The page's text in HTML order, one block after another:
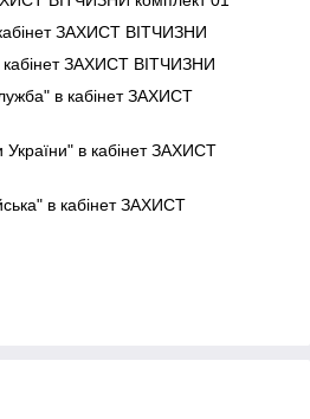
ЗАХИСТ ВІТЧИЗНИ
кабінет ЗАХИСТ ВІТЧИЗНИ
в кабінет ЗАХИСТ
України" в кабінет ЗАХИСТ
в кабінет ЗАХИСТ